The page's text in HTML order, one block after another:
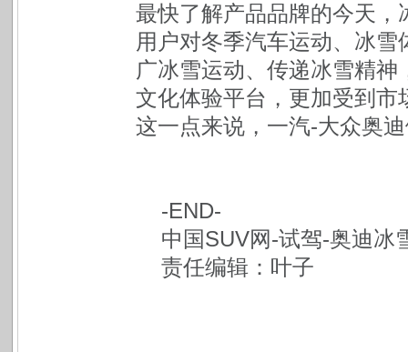
最快了解产品品牌的今天
用户对冬季汽车运动、冰
广冰雪运动、传递冰雪精
文化体验平台，更加受到
这一点来说，一汽-大众奥
-END-
中国SUV网-试驾-奥迪冰
责任编辑：叶子